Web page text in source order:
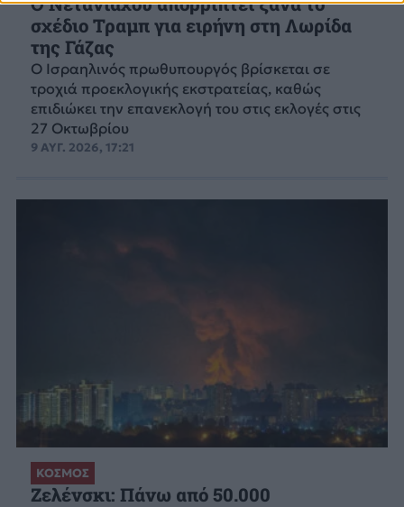
σχέδιο Τραμπ για ειρήνη στη Λωρίδα
της Γάζας
Ο Ισραηλινός πρωθυπουργός βρίσκεται σε
τροχιά προεκλογικής εκστρατείας, καθώς
επιδιώκει την επανεκλογή του στις εκλογές στις
27 Οκτωβρίου
9 ΑΥΓ. 2026, 17:21
ΚΟΣΜΟΣ
Ζελένσκι: Πάνω από 50.000